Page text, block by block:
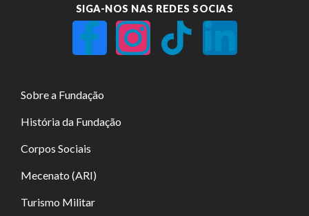
SIGA-NOS NAS REDES SOCIAS
Sobre a Fundação
História da Fundação
Corpos Sociais
Mecenato (ARI)
Turismo Militar